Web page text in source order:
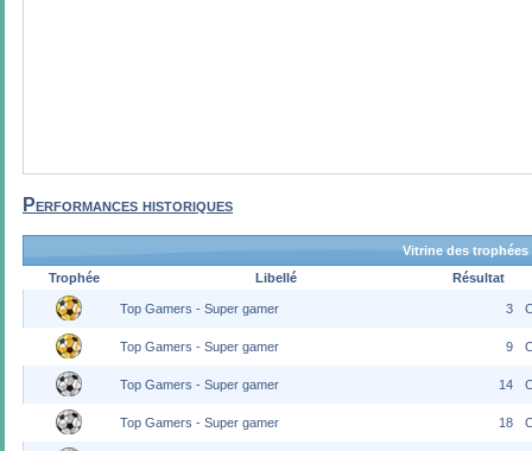
Performances historiques
Vitrine des trophées
Trophée
Libellé Résultat
Top Gamers - Super gamer 3
Top Gamers - Super gamer 9
Top Gamers - Super gamer 14
Top Gamers - Super gamer 18